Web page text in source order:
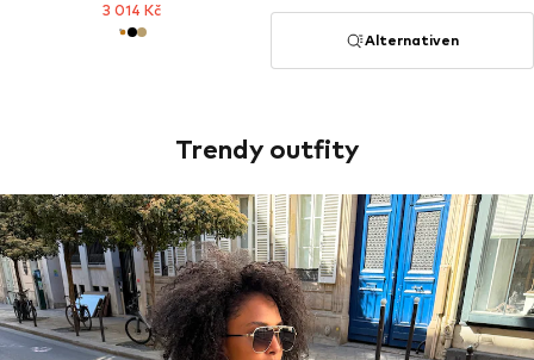
3 014 Kč
Alternativen
Trendy outfity